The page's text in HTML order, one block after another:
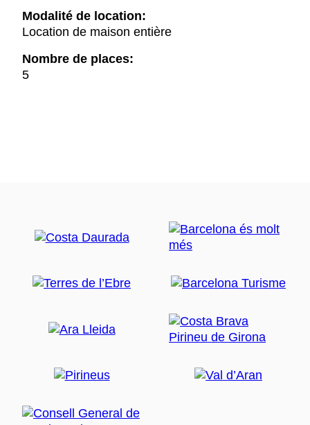
Modalité de location:
Location de maison entière
Nombre de places:
5